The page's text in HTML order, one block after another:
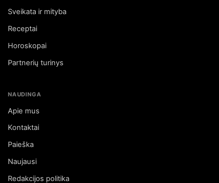
Sveikata ir mityba
Receptai
Horoskopai
Partnerių turinys
NAUDINGA
Apie mus
Kontaktai
Paieška
Naujausi
Redakcijos politika